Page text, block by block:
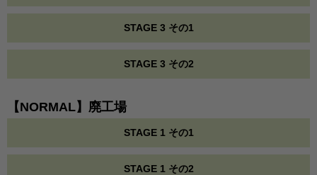
STAGE 3 その1
STAGE 3 その2
【NORMAL】廃工場
STAGE 1 その1
STAGE 1 その2